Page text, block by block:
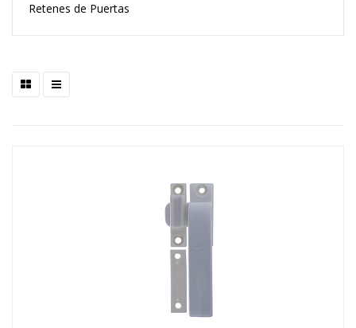
Retenes de Puertas